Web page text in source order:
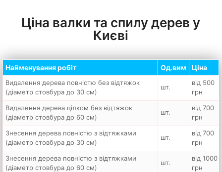
Ціна валки та спилу дерев у
Києві
Найменування робіт Од.вим Ціна
Видалення дерева повністю без відтяжок
(діаметр стовбура до 30 см)
шт.
від 500
грн
Видалення дерева цілком без відтяжок
(діаметр стовбура до 60 см)
шт.
від 700
грн
Знесення дерева повністю з відтяжками
(діаметр стовбура до 30 см)
шт.
від 700
грн
Знесення дерева повністю з відтяжками
(діаметр стовбура до 60 см)
шт.
від 1000
грн